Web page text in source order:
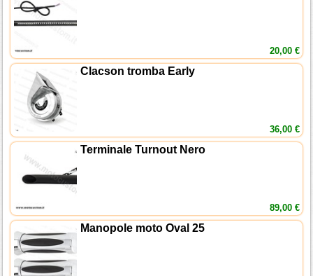
20,00 €
Clacson tromba Early
36,00 €
Terminale Turnout Nero
89,00 €
Manopole moto Oval 25